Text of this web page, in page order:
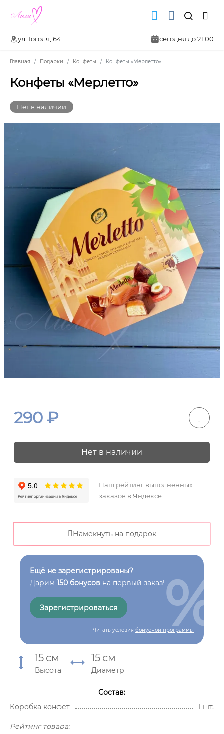
ул. Гоголя, 64 сегодня до 21:00
Главная Подарки Конфеты Конфеты «Мерлетто»
Конфеты «Мерлетто»
Нет в наличии
290 ₽
Нет в наличии
Наш рейтинг выполненных
заказов в Яндексе
Намекнуть на подарок
Ещё не зарегистрированы?
Дарим 150 бонусов на первый заказ!
Зарегистрироваться
Читать условия бонусной программы
%
15 см
Высота
15 см
Диаметр
Состав:
Коробка конфет
1 шт.
Рейтинг товара: